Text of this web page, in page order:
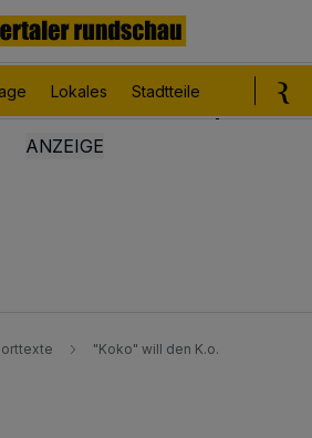
Lokales Stadtteile
"Koko" will den K.o.